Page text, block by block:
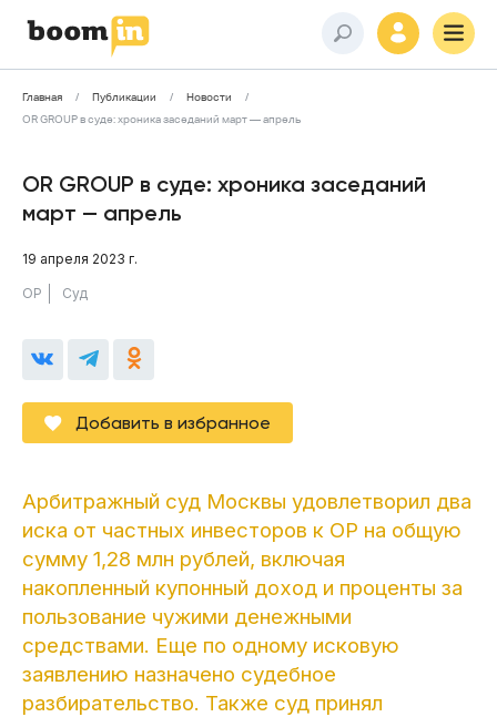
Главная Публикации
Новости
OR GROUP в суде: хроника заседаний март — апрель
OR GROUP в суде: хроника заседаний
март — апрель
19 апреля 2023 г.
ОР Суд
Добавить в избранное
Арбитражный суд Москвы удовлетворил два
иска от частных инвесторов к ОР на общую
сумму 1,28 млн рублей, включая
накопленный купонный доход и проценты за
пользование чужими денежными
средствами. Еще по одному исковую
заявлению назначено судебное
разбирательство. Также суд принял